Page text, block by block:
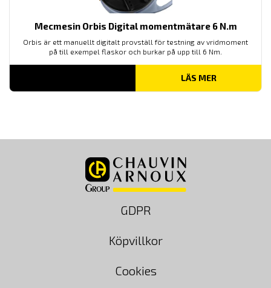
Mecmesin Orbis Digital momentmätare 6 N.m
Orbis är ett manuellt digitalt provställ för testning av vridmoment
på till exempel flaskor och burkar på upp till 6 Nm.
LÄS MER
GDPR
Köpvillkor
Cookies